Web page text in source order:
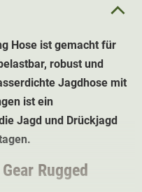
Hose ist gemacht für
robust und
Jagdhose mit
ist ein
Jagd und Drückjagd
Rugged